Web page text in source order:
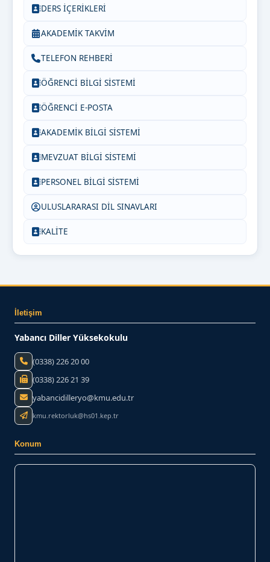
DERS İÇERİKLERİ
AKADEMİK TAKVİM
TELEFON REHBERİ
ÖĞRENCİ BİLGİ SİSTEMİ
ÖĞRENCİ E-POSTA
AKADEMİK BİLGİ SİSTEMİ
MEVZUAT BİLGİ SİSTEMİ
PERSONEL BİLGİ SİSTEMİ
ULUSLARARASI DİL SINAVLARI
KALİTE
İletişim
Yabancı Diller Yüksekokulu
(0338) 226 20 00
(0338) 226 21 39
yabancidilleryo@kmu.edu.tr
kmu.rektorluk@hs01.kep.tr
Konum